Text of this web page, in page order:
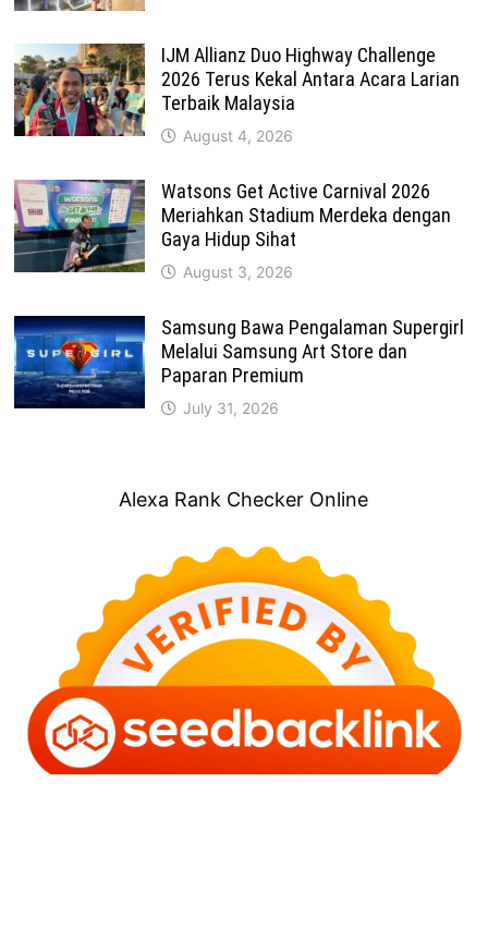
IJM Allianz Duo Highway Challenge
2026 Terus Kekal Antara Acara Larian
Terbaik Malaysia
August 4, 2026
Watsons Get Active Carnival 2026
Meriahkan Stadium Merdeka dengan
Gaya Hidup Sihat
August 3, 2026
Samsung Bawa Pengalaman Supergirl
Melalui Samsung Art Store dan
Paparan Premium
July 31, 2026
Alexa Rank Checker Online